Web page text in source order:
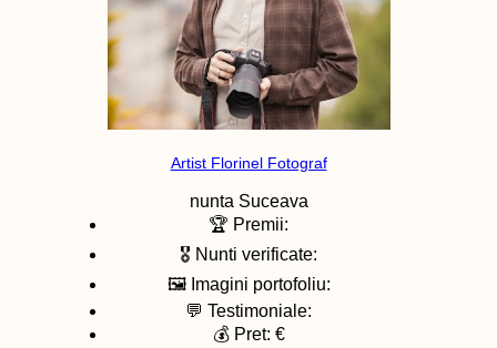
Artist Florinel Fotograf
nunta Suceava
🏆 Premii:
🎖️ Nunti verificate:
🖼️ Imagini portofoliu:
💬 Testimoniale:
💰 Pret: €